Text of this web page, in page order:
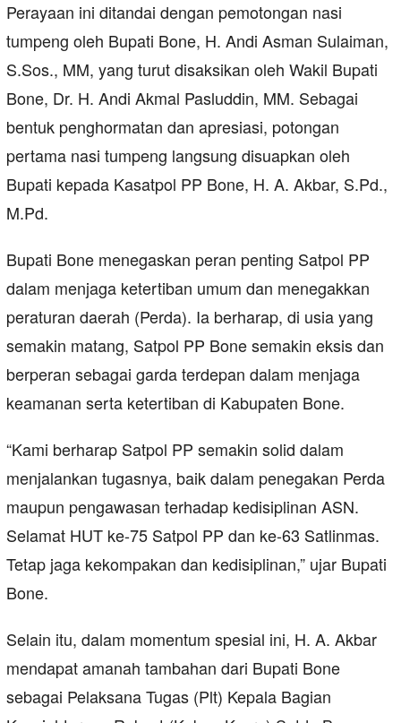
Perayaan ini ditandai dengan pemotongan nasi
tumpeng oleh Bupati Bone, H. Andi Asman Sulaiman,
S.Sos., MM, yang turut disaksikan oleh Wakil Bupati
Bone, Dr. H. Andi Akmal Pasluddin, MM. Sebagai
bentuk penghormatan dan apresiasi, potongan
pertama nasi tumpeng langsung disuapkan oleh
Bupati kepada Kasatpol PP Bone, H. A. Akbar, S.Pd.,
M.Pd.
Bupati Bone menegaskan peran penting Satpol PP
dalam menjaga ketertiban umum dan menegakkan
peraturan daerah (Perda). Ia berharap, di usia yang
semakin matang, Satpol PP Bone semakin eksis dan
berperan sebagai garda terdepan dalam menjaga
keamanan serta ketertiban di Kabupaten Bone.
“Kami berharap Satpol PP semakin solid dalam
menjalankan tugasnya, baik dalam penegakan Perda
maupun pengawasan terhadap kedisiplinan ASN.
Selamat HUT ke-75 Satpol PP dan ke-63 Satlinmas.
Tetap jaga kekompakan dan kedisiplinan,” ujar Bupati
Bone.
Selain itu, dalam momentum spesial ini, H. A. Akbar
mendapat amanah tambahan dari Bupati Bone
sebagai Pelaksana Tugas (Plt) Kepala Bagian